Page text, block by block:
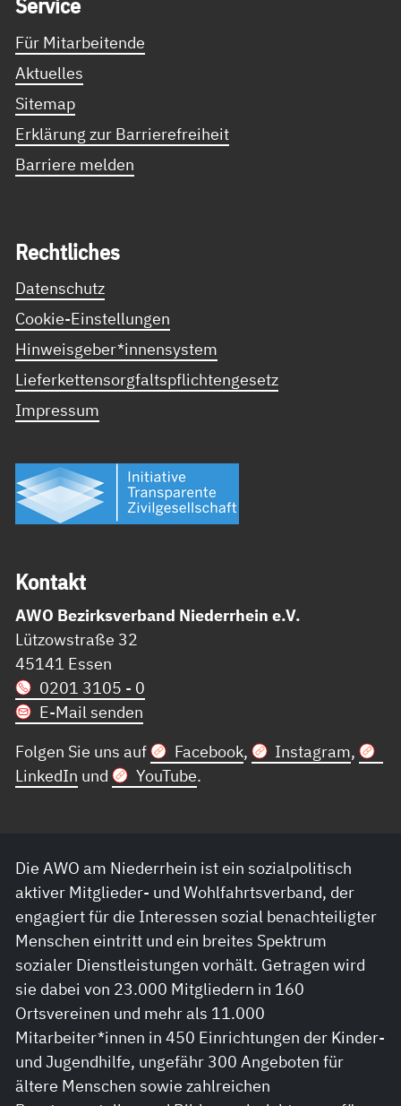
Ser­vice
Für Mitarbeitende
Aktuelles
Sitemap
Erklärung zur Barrierefreiheit
Barriere melden
Recht­li­ches
Datenschutz
Cookie-Einstellungen
Hinweisgeber*innensystem
Lieferkettensorgfaltspflichtengesetz
Impressum
Kon­takt
AWO Bezirksverband Niederrhein e.V.
Lützowstraße 32
45141 Essen
0201 3105 - 0
E-Mail senden
Folgen Sie uns auf
Facebook, Instagram,
LinkedIn und YouTube.
Die AWO am Niederrhein ist ein sozialpolitisch
aktiver Mitglieder- und Wohlfahrtsverband, der
engagiert für die Interessen sozial benachteiligter
Menschen eintritt und ein breites Spektrum
sozialer Dienstleistungen vorhält. Getragen wird
sie dabei von 23.000 Mitgliedern in 160
Ortsvereinen und mehr als 11.000
Mitarbeiter*innen in 450 Einrichtungen der Kinder-
und Jugendhilfe, ungefähr 300 Angeboten für
ältere Menschen sowie zahlreichen